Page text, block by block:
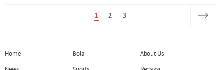
1 2 3
Home
Bola
About Us